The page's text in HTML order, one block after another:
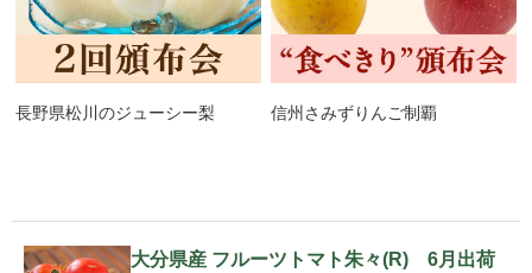
長野県松川のジューシー梨 信州さみずりんご制覇
大分県産 フルーツトマト朱々(R) 6月出荷